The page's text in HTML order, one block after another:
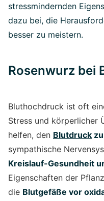
stressmindernden
dazu bei, die
besser zu meistern.
Rosenwurz bei
Bluthochdruck ist oft
Stress und körperlicher
helfen, den Blutdruck
sympathische
Kreislauf-Gesundheit
Eigenschaften der
die Blutgefäße vor